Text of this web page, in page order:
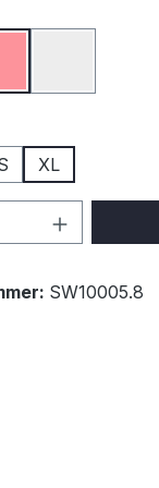
XL
Anzahl:
SW10005.8